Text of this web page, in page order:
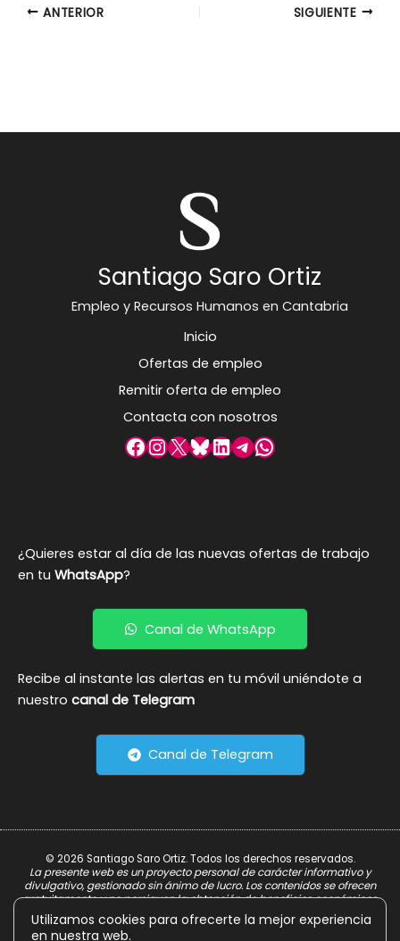
ANTERIOR SIGUIENTE
Santiago Saro Ortiz
Empleo y Recursos Humanos en Cantabria
Inicio
Ofertas de empleo
Remitir oferta de empleo
Contacta con nosotros
Facebook
Instagram
X Bluesky
LinkedIn
Telegram
WhatsApp
¿Quieres estar al día de las nuevas ofertas de trabajo
en tu WhatsApp?
Canal de WhatsApp
Recibe al instante las alertas en tu móvil uniéndote a
nuestro canal de Telegram
Canal de Telegram
© 2026 Santiago Saro Ortiz. Todos los derechos reservados.
La presente web es un proyecto personal de carácter informativo y
divulgativo, gestionado sin ánimo de lucro. Los contenidos se ofrecen
gratuitamente y no persiguen la obtención de beneficios económicos.
Utilizamos cookies para ofrecerte la mejor experiencia
en nuestra web.